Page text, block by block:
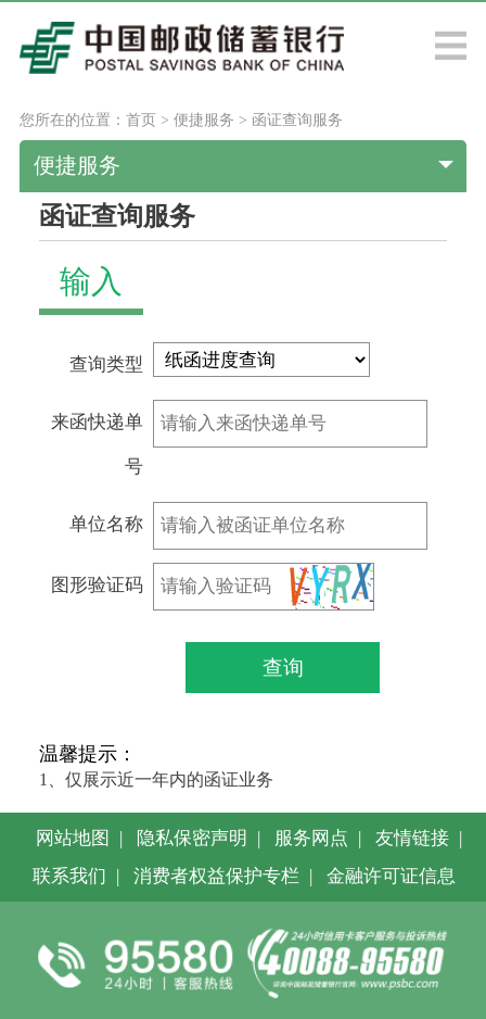
您所在的位置： 首页> 便捷服务 > 函证查询服务
便捷服务
函证查询服务
输入
查询类型
来函快递单
号
单位名称
图形验证码
温馨提示：
1、仅展示近一年内的函证业务
网站地图 隐私保密声明 服务网点 友情链接
联系我们
消费者权益保护专栏 金融许可证信息